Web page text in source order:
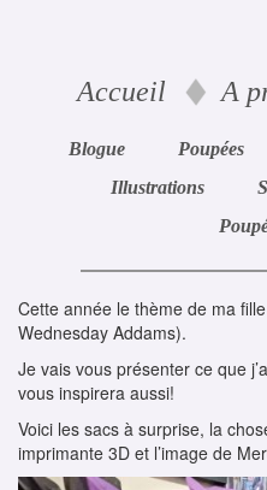
Accueil A
Blogue Poupées
Illustrations
Cette année le thème de ma
Wednesday Addams).
Je vais vous présenter ce que
vous inspirera aussi!
Voici les sacs à surprise, la
imprimante 3D et l’image de